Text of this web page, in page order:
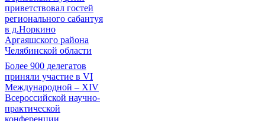
приветствовал гостей
регионального сабантуя
в д.Норкино
Аргаяшского района
Челябинской области
Более 900 делегатов
приняли участие в VI
Международной – ХIV
Всероссийской научно-
практической
конференции